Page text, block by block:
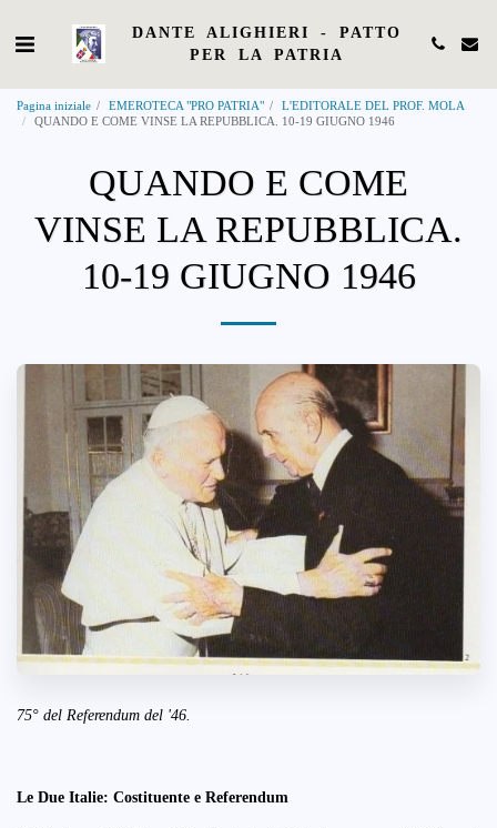
DANTE ALIGHIERI - PATTO
PER LA PATRIA
Pagina iniziale EMEROTECA "PRO PATRIA"
L'EDITORALE DEL PROF. MOLA
QUANDO E COME VINSE LA REPUBBLICA. 10-19 GIUGNO 1946
QUANDO E COME
VINSE LA REPUBBLICA.
10-19 GIUGNO 1946
75° del Referendum del '46.
Le Due Italie: Costituente e Referendum